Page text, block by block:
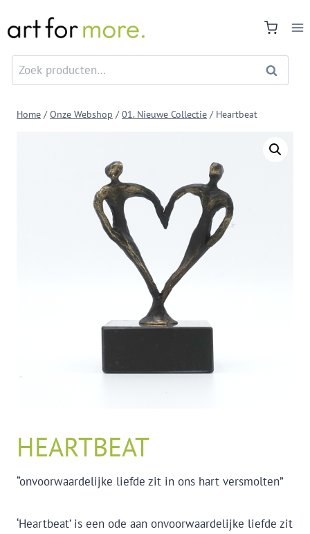
naar
Zoeken
naar:
Zoeken
Home / Onze Webshop / 01. Nieuwe Collectie / Heartbeat
HEARTBEAT
“onvoorwaardelijke liefde zit in ons hart versmolten”
‘Heartbeat’ is een ode aan onvoorwaardelijke liefde zit